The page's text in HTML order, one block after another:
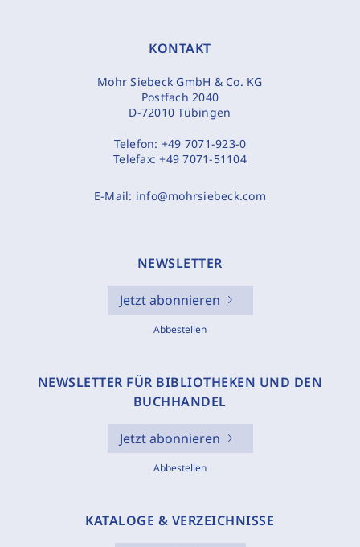
KONTAKT
Mohr Siebeck GmbH & Co. KG
Postfach 2040
D-72010 Tübingen
Telefon: +49 7071-923-0
Telefax:+49 7071-51104
E-Mail: info@mohrsiebeck.com
NEWSLETTER
Jetzt abonnieren
Abbestellen
NEWSLETTER FÜR BIBLIOTHEKEN UND DEN
BUCHHANDEL
Jetzt abonnieren
Abbestellen
KATALOGE & VERZEICHNISSE